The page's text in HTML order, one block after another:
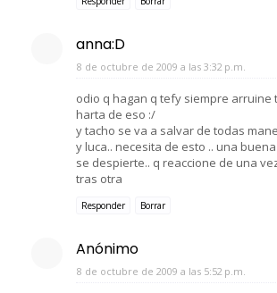
anna:D
8 de octubre de 2009 a las 3:32 p.m.
odio q hagan q tefy siempre arruine
harta de eso :/
y tacho se va a salvar de todas
y luca.. necesita de esto .. una
se despierte.. q reaccione de una
tras otra
Responder Borrar
Anónimo
8 de octubre de 2009 a las 5:52 p.m.